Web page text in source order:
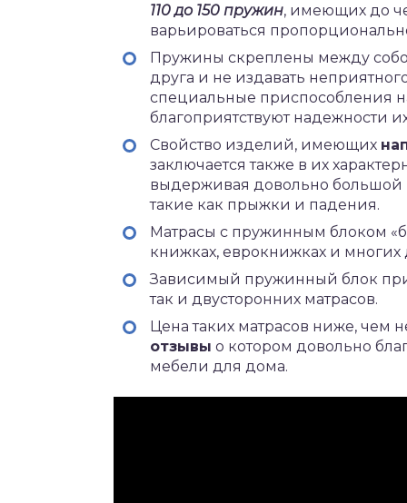
110 до 150 пружин, имеющих до
варьироваться
Пружины скреплены между
друга и не издавать
специальные приспособления
благоприятствуют надежности
Свойство изделий, имеющих
заключается также в их
выдерживая довольно большой
такие как прыжки и падения.
Матрасы с пружинным блоком
книжках, еврокнижках и многих
Зависимый пружинный блок
так и двусторонних матрасов.
Цена таких матрасов ниже, чем
отзывы о котором довольно
мебели для дома.